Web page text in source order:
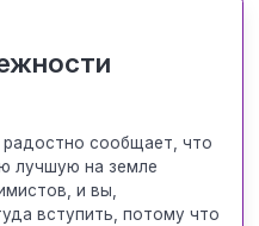
радостно сообщает, что
лучшую на земле
и вы,
вступить, потому что